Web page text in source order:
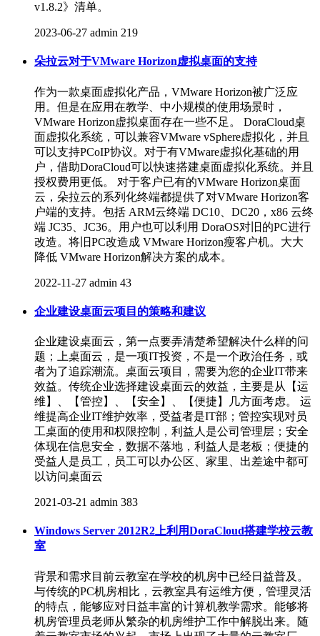
v1.8.2》清单。
2023-06-27 admin 219
朵拉云对于VMware Horizon虚拟桌面的支持
作为一款桌面虚拟化产品，VMware Horizon被广泛应
用。但是在应用在教学、中小规模的使用场景时，
VMware Horizon虚拟桌面存在一些不足。 DoraCloud桌
面虚拟化系统，可以兼容VMware vSphere虚拟化，并且
可以支持PCoIP协议。对于有VMware虚拟化基础的用
户，借助DoraCloud可以快速搭建桌面虚拟化系统。并且
授权费用更低。 对于客户已有的VMware Horizon桌面
云，朵拉云的系列化终端都提供了对VMware Horizon客
户端的支持。包括 ARM云终端 DC10、DC20，x86 云终
端 JC35、JC36。用户也可以利用 DoraOS对旧的PC进行
改造。将旧PC改造成 VMware Horizon瘦客户机。大大
降低 VMware Horizon解决方案的成本。
2022-11-27 admin 43
企业建设桌面云项目的策略和建议
企业建设桌面云，第一点要弄清楚希望解决什么样的问
题；上桌面云，是一项IT投资，不是一个政治任务，或
者为了追踪潮流。桌面云项目，需要为您的企业IT带来
效益。传统企业选择建设桌面云的效益，主要是从【运
维】、【管控】、【安全】、【便捷】几方面考虑。 运
维提高企业IT维护效率，受益者是IT部；管控实现对员
工桌面的使用和权限控制，利益人是公司管理层；安全
体现在信息安全，数据不落地，利益人是老板；便捷的
受益人是员工，员工可以办公区、家里、出差途中都可
以访问桌面云
2021-03-21 admin 383
Windows Server 2012R2上利用DoraCloud搭建学校云教
室
背景和需求目前云教室在学校的机房中已经日益普及。
与传统的PC机房相比，云教室具有运维方便，管理灵活
的特点，能够应对日益丰富的计算机教学需求。能够将
机房管理员老师从繁杂的机房维护工作中解脱出来。随